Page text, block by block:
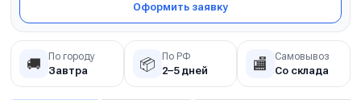
Оформить заявку
🚚 По городу
Завтра 📦 По РФ
2–5 дней 🏬 Самовывоз
Со склада